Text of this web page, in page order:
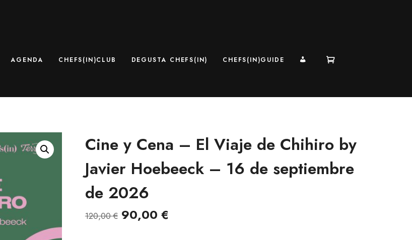
AGENDA CHEFS(IN)CLUB DEGUSTA CHEFS(IN) CHEFS(IN)GUIDE MI CUENTA
Cine y Cena – El Viaje de Chihiro by
Javier Hoebeeck – 16 de septiembre
de 2026
120,00€ El
90,00 €